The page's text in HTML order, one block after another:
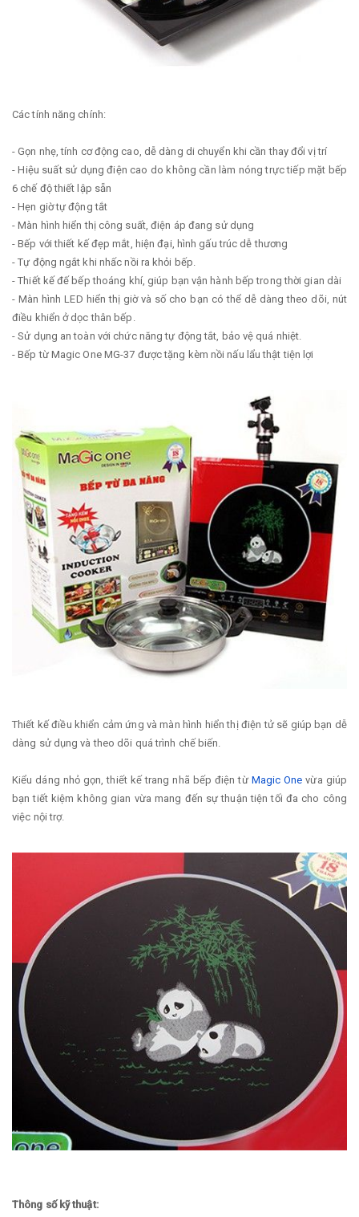
Các tính năng chính:
- Gọn nhẹ, tính cơ động cao, dễ dàng di chuyển khi cần thay đổi vị trí
- Hiệu suất sử dụng điện cao do không cần làm nóng trực tiếp mặt bếp
6 chế độ thiết lập sẵn
- Hẹn giờ tự động tắt
- Màn hình hiển thị công suất, điện áp đang sử dụng
- Bếp với thiết kế đẹp mắt, hiện đại, hình gấu trúc dễ thương
- Tự động ngắt khi nhấc nồi ra khỏi bếp.
- Thiết kế đế bếp thoáng khí, giúp bạn vận hành bếp trong thời gian dài
- Màn hình LED hiển thị giờ và số cho bạn có thể dễ dàng theo dõi, nút
điều khiển ở dọc thân bếp.
- Sử dụng an toàn với chức năng tự động tắt, bảo vệ quá nhiệt.
- Bếp từ Magic One MG-37 được tặng kèm nồi nấu lẩu thật tiện lợi
Thiết kế điều khiển cảm ứng và màn hình hiển thị điện tử sẽ giúp bạn dễ
dàng sử dụng và theo dõi quá trình chế biến.
Kiểu dáng nhỏ gọn, thiết kế trang nhã bếp điện từ Magic One vừa giúp
bạn tiết kiệm không gian vừa mang đến sự thuận tiện tối đa cho công
việc nội trợ.
Thông số kỹ thuật: